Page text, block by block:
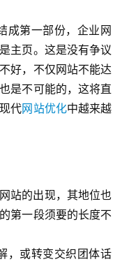
主页。这是没有争议
好，不仅网站不能达
是不可能的，这将直
代网站优化中越来越
站的出现，其地位也
第一段须要的长度不